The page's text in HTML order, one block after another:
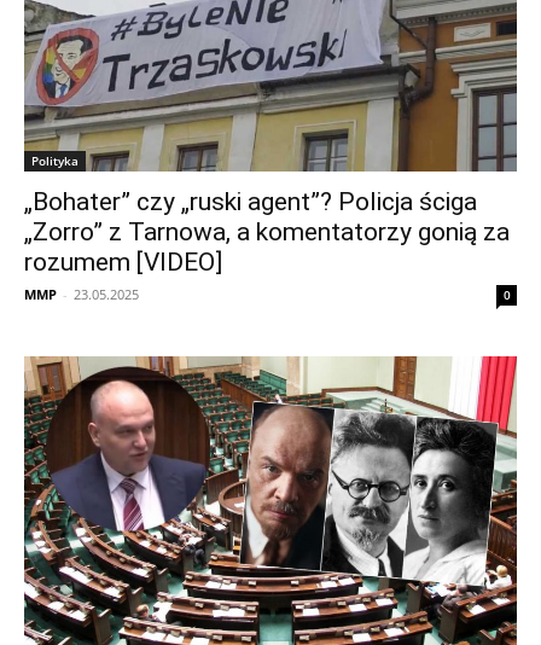
Polityka
„Bohater” czy „ruski agent”? Policja ściga
„Zorro” z Tarnowa, a komentatorzy gonią za
rozumem [VIDEO]
MMP - 23.05.2025 0